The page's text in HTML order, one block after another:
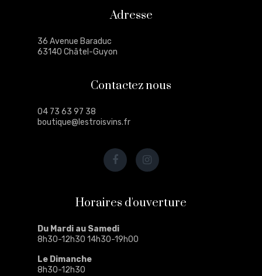
Adresse
36 Avenue Baraduc
63140 Châtel-Guyon
Contactez nous
04 73 63 97 38
boutique@lestroisvins.fr
Horaires d'ouverture
Du Mardi au Samedi
8h30-12h30 14h30-19h00
Le Dimanche
8h30-12h30